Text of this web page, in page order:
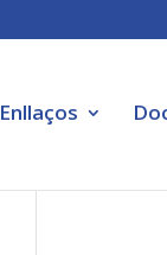
Enllaços